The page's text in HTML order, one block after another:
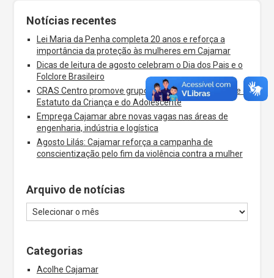
Notícias recentes
Lei Maria da Penha completa 20 anos e reforça a
importância da proteção às mulheres em Cajamar
Dicas de leitura de agosto celebram o Dia dos Pais e o
Folclore Brasileiro
CRAS Centro promove grupos socioeducativos sobre o
Estatuto da Criança e do Adolescente
Emprega Cajamar abre novas vagas nas áreas de
engenharia, indústria e logística
Agosto Lilás: Cajamar reforça a campanha de
conscientização pelo fim da violência contra a mulher
Arquivo de notícias
Categorias
Acolhe Cajamar